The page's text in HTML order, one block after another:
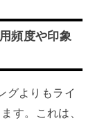
頻度や印象
グよりもライ
す。これは、